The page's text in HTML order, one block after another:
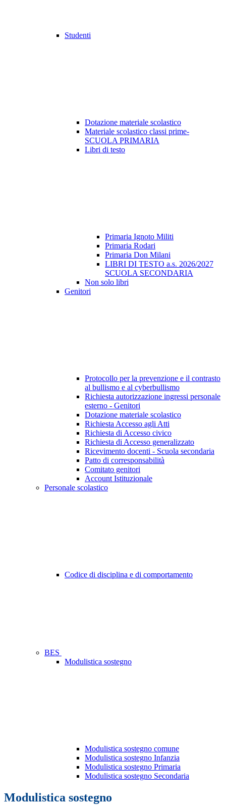
Studenti
Dotazione materiale scolastico
Materiale scolastico classi prime-
SCUOLA PRIMARIA
Libri di testo
Primaria Ignoto Militi
Primaria Rodari
Primaria Don Milani
LIBRI DI TESTO a.s. 2026/2027
SCUOLA SECONDARIA
Non solo libri
Genitori
Protocollo per la prevenzione e il contrasto
al bullismo e al cyberbullismo
Richiesta autorizzazione ingressi personale
esterno - Genitori
Dotazione materiale scolastico
Richiesta Accesso agli Atti
Richiesta di Accesso civico
Richiesta di Accesso generalizzato
Ricevimento docenti - Scuola secondaria
Patto di corresponsabilità
Comitato genitori
Account Istituzionale
Personale scolastico
Codice di disciplina e di comportamento
BES
Modulistica sostegno
Modulistica sostegno comune
Modulistica sostegno Infanzia
Modulistica sostegno Primaria
Modulistica sostegno Secondaria
Modulistica sostegno